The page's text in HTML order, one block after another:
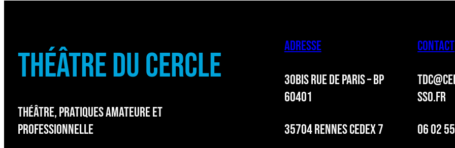
THÉÂTRE DU CERCLE
THÉÂTRE, PRATIQUES AMATEURE ET
PROFESSIONNELLE
ADRESSE
30BIS RUE DE PARIS – BP
60401
35704 RENNES CEDEX 7
CONTACT
SSO.FR
06 02